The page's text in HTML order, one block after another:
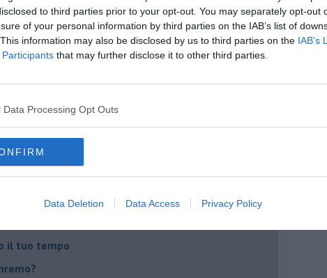
to third parties prior to your opt-out. You may separately opt-out
of your personal information by third parties on the IAB’s list of
information may also be disclosed by us to third parties on the IAB’s
that may further disclose it to other third parties.
Data Processing Opt Outs
Data Deletion Data Access Privacy Policy
tempo
è fondamentale
il tuo tempo